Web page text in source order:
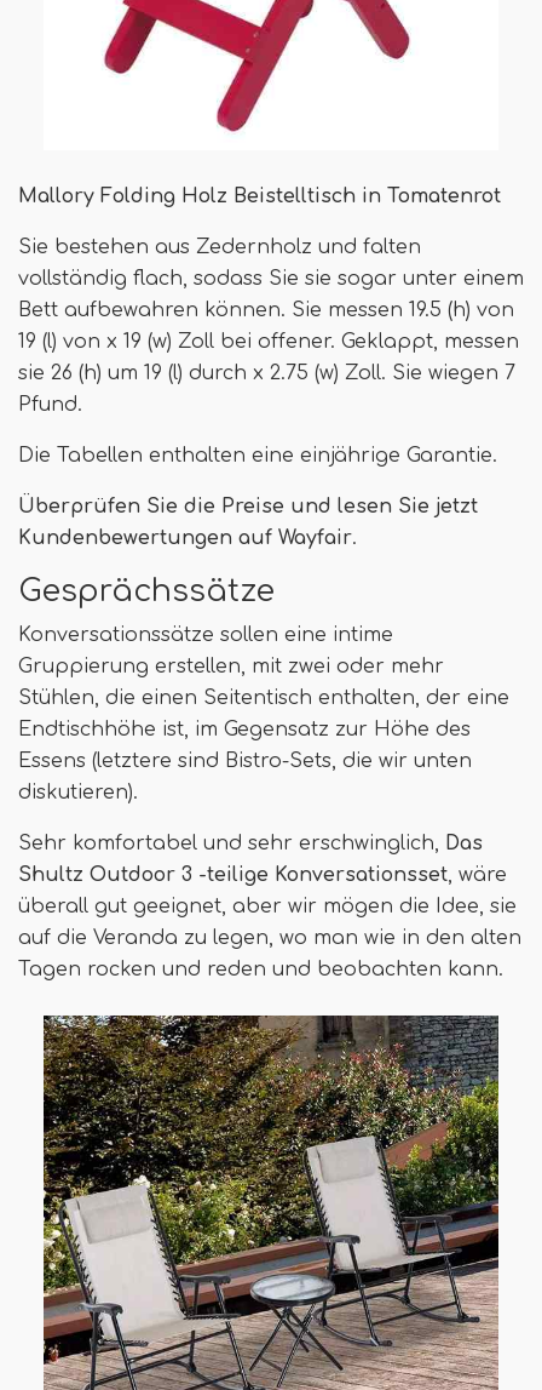
Mallory Folding Holz Beistelltisch in Tomatenrot
Sie bestehen aus Zedernholz und falten
vollständig flach, sodass Sie sie sogar unter einem
Bett aufbewahren können. Sie messen 19.5 (h) von
19 (l) von x 19 (w) Zoll bei offener. Geklappt, messen
sie 26 (h) um 19 (l) durch x 2.75 (w) Zoll. Sie wiegen 7
Pfund.
Die Tabellen enthalten eine einjährige Garantie.
Überprüfen Sie die Preise und lesen Sie jetzt
Kundenbewertungen auf Wayfair.
Gesprächssätze
Konversationssätze sollen eine intime
Gruppierung erstellen, mit zwei oder mehr
Stühlen, die einen Seitentisch enthalten, der eine
Endtischhöhe ist, im Gegensatz zur Höhe des
Essens (letztere sind Bistro-Sets, die wir unten
diskutieren).
Sehr komfortabel und sehr erschwinglich, Das
Shultz Outdoor 3 -teilige Konversationsset, wäre
überall gut geeignet, aber wir mögen die Idee, sie
auf die Veranda zu legen, wo man wie in den alten
Tagen rocken und reden und beobachten kann.